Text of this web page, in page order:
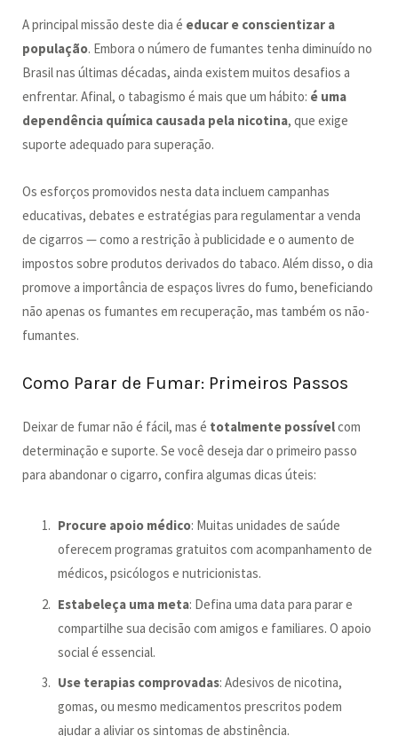
A principal missão deste dia é educar e conscientizar a
população. Embora o número de fumantes tenha diminuído no
Brasil nas últimas décadas, ainda existem muitos desafios a
enfrentar. Afinal, o tabagismo é mais que um hábito: é uma
dependência química causada pela nicotina, que exige
suporte adequado para superação.
Os esforços promovidos nesta data incluem campanhas
educativas, debates e estratégias para regulamentar a venda
de cigarros — como a restrição à publicidade e o aumento de
impostos sobre produtos derivados do tabaco. Além disso, o dia
promove a importância de espaços livres do fumo, beneficiando
não apenas os fumantes em recuperação, mas também os não-
fumantes.
Como Parar de Fumar: Primeiros Passos
Deixar de fumar não é fácil, mas é totalmente possívelcom
determinação e suporte. Se você deseja dar o primeiro passo
para abandonar o cigarro, confira algumas dicas úteis:
Procure apoio médico: Muitas unidades de saúde
oferecem programas gratuitos com acompanhamento de
médicos, psicólogos e nutricionistas.
Estabeleça uma meta: Defina uma data para parar e
compartilhe sua decisão com amigos e familiares. O apoio
social é essencial.
Use terapias comprovadas: Adesivos de nicotina,
gomas, ou mesmo medicamentos prescritos podem
ajudar a aliviar os sintomas de abstinência.